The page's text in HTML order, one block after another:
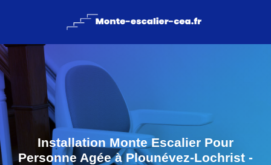
Installation Monte Escalier Pour
Personne Agée à Plounévez-Lochrist -